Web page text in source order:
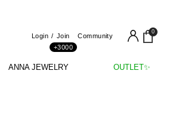
Login
Join
+3000
Community
0
ANNA JEWELRY OUTLET✨